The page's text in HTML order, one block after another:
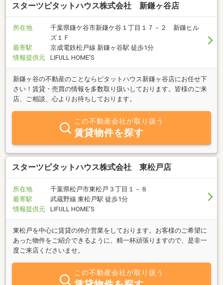
スターツピタットハウス株式会社 新鎌ヶ谷店
所在地
千葉県鎌ケ谷市新鎌ケ谷１丁目１７－２ 新鎌ヒル
ズ１Ｆ
最寄駅
京成電鉄松戸線 新鎌ヶ谷駅 徒歩1分
情報提供元
LIFULL HOME'S
新鎌ヶ谷の不動産のことならピタットハウス新鎌ヶ谷店にお任せ下
さい！賃貸・売買の情報を多数取り扱いしております。皆様のご来
店、ご相談、心よりお待ちしております。
この不動産会社が取り扱う
賃貸物件を探す
スターツピタットハウス株式会社 東松戸店
所在地
千葉県松戸市東松戸３丁目１－８
最寄駅
武蔵野線 東松戸駅 徒歩1分
情報提供元
LIFULL HOME'S
東松戸を中心に賃貸の仲介営業をしております。お客様のご希望に
あった物件をご紹介できるように、精一杯頑張りますので、是非一
度ご来店くださいませ。
この不動産会社が取り扱う